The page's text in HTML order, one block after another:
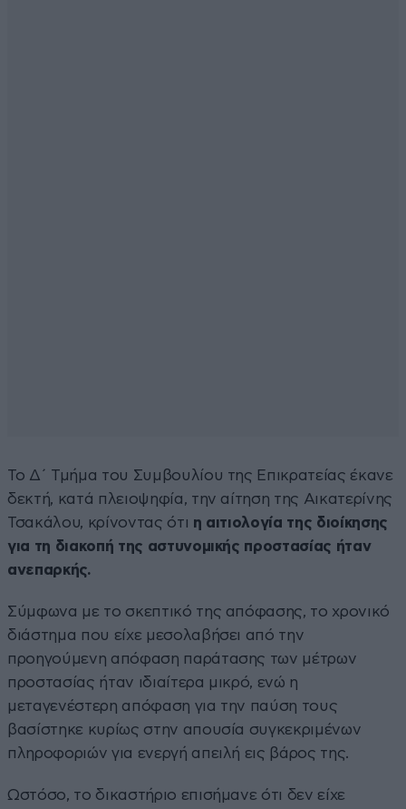
Το Δ΄ Τμήμα του Συμβουλίου της Επικρατείας έκανε
δεκτή, κατά πλειοψηφία, την αίτηση της Αικατερίνης
Τσακάλου, κρίνοντας ότι η αιτιολογία της διοίκησης
για τη διακοπή της αστυνομικής προστασίας ήταν
ανεπαρκής.
Σύμφωνα με το σκεπτικό της απόφασης, το χρονικό
διάστημα που είχε μεσολαβήσει από την
προηγούμενη απόφαση παράτασης των μέτρων
προστασίας ήταν ιδιαίτερα μικρό, ενώ η
μεταγενέστερη απόφαση για την παύση τους
βασίστηκε κυρίως στην απουσία συγκεκριμένων
πληροφοριών για ενεργή απειλή εις βάρος της.
Ωστόσο, το δικαστήριο επισήμανε ότι δεν είχε